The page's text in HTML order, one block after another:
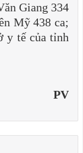
Giang 334
Mỹ 438 ca;
y tế của tỉnh
PV